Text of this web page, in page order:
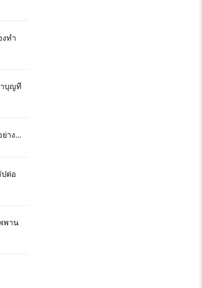
งทำ
ำบุญที
าง...
ต่อ
พาน